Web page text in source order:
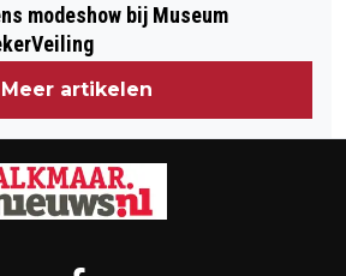
modeshow bij Museum
Meer artikelen